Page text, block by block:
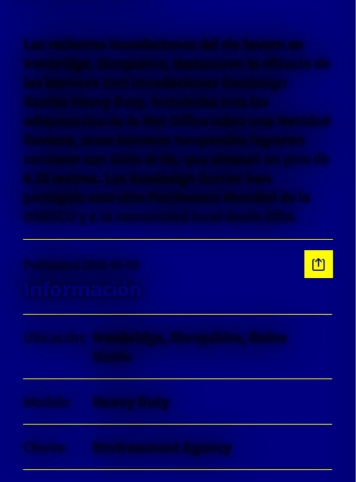
Las recientes inundaciones del río Severn en
Ironbridge, Shropshire, destacaron la eficacia de
las barreras anti inundaciones Geodesign
Barrier Heavy Duty. Instaladas tras las
advertencias de la Met Office sobre una Navidad
lluviosa, estas barreras temporales lograron
contener con éxito el río, que alcanzó un pico de
6,33 metros. Las Geodesign Barrier han
protegido este sitio Patrimonio Mundial de la
UNESCO y a la comunidad local desde 2004.
Publicerad 2024-01-09
Información
Ubicación: Ironbridge, Shropshire, Reino
Unido
Modelo: Heavy Duty
Cliente: Environment Agency